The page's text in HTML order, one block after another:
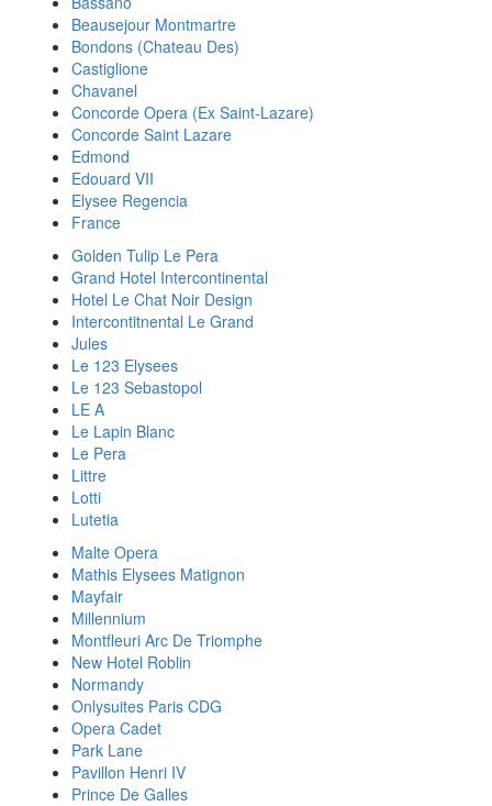
Beausejour Montmartre
Bondons (Chateau Des)
Castiglione
Chavanel
Concorde Opera (Ex Saint-Lazare)
Concorde Saint Lazare
Edmond
Edouard VII
Elysee Regencia
France
Golden Tulip Le Pera
Grand Hotel Intercontinental
Hotel Le Chat Noir Design
Intercontitnental Le Grand
Jules
Le 123 Elysees
Le 123 Sebastopol
LE A
Le Lapin Blanc
Le Pera
Littre
Lotti
Lutetia
Malte Opera
Mathis Elysees Matignon
Mayfair
Millennium
Montfleuri Arc De Triomphe
New Hotel Roblin
Normandy
Onlysuites Paris CDG
Opera Cadet
Park Lane
Pavillon Henri IV
Prince De Galles